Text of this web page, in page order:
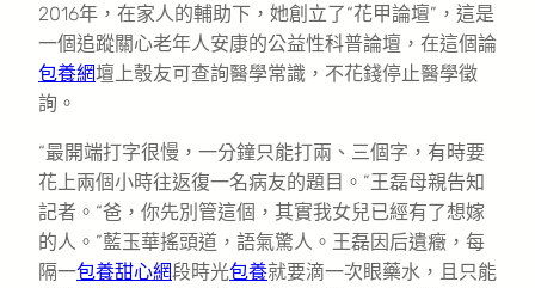
2016年，在家人的輔助下，她創立了“花甲論壇”，這是
一個追蹤關心老年人安康的公益性科普論壇，在這個論
包養網壇上彀友可查詢醫學常識，不花錢停止醫學徵
詢。
“最開端打字很慢，一分鐘只能打兩、三個字，有時要
花上兩個小時往返復一名病友的題目。”王磊母親告知
記者。“爸，你先別管這個，其實我女兒已經有了想嫁
的人。”藍玉華搖頭道，語氣驚人。王磊因后遺癥，每
隔一包養甜心網段時光包養就要滴一次眼藥水，且只能